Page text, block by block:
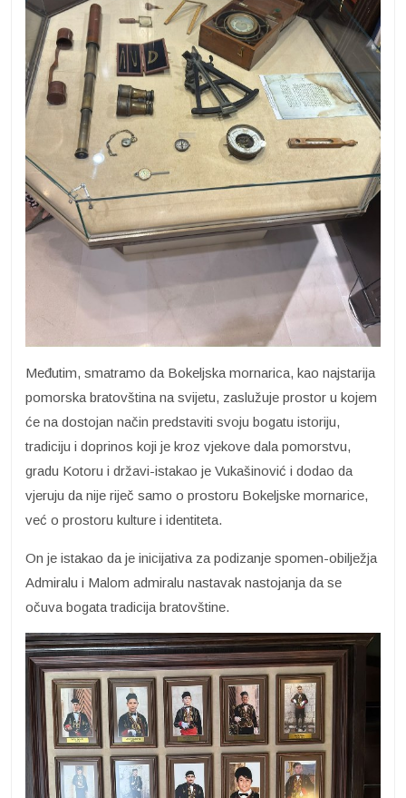
Međutim, smatramo da Bokeljska mornarica, kao najstarija
pomorska bratovština na svijetu, zaslužuje prostor u kojem
će na dostojan način predstaviti svoju bogatu istoriju,
tradiciju i doprinos koji je kroz vjekove dala pomorstvu,
gradu Kotoru i državi-istakao je Vukašinović i dodao da
vjeruju da nije riječ samo o prostoru Bokeljske mornarice,
već o prostoru kulture i identiteta.
On je istakao da je inicijativa za podizanje spomen-obilježja
Admiralu i Malom admiralu nastavak nastojanja da se
očuva bogata tradicija bratovštine.